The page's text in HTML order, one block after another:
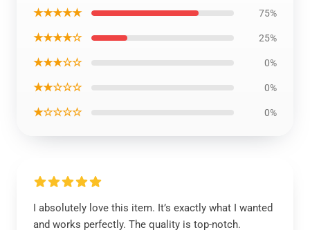
★★★★★ 75%
★★★★☆ 25%
★★★☆☆ 0%
★★☆☆☆ 0%
★☆☆☆☆ 0%
I absolutely love this item. It’s exactly what I wanted
and works perfectly. The quality is top-notch.